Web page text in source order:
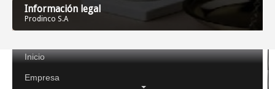
Información legal
Prodinco S.A
Inicio
Empresa